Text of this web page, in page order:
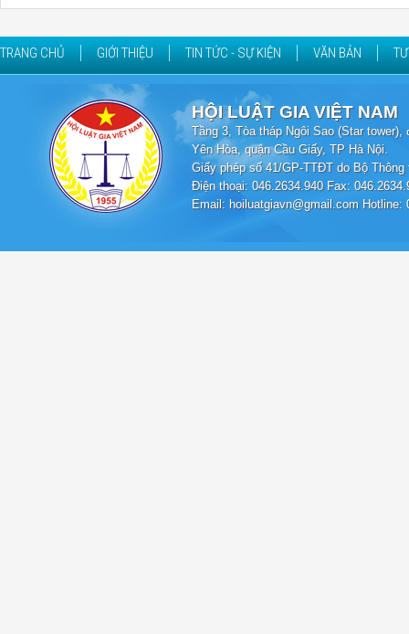
TRANG CHỦ GIỚI THIỆU TIN TỨC - SỰ KIỆN VĂN BẢN
HỘI LUẬT GIA VIỆT NAM
Tầng 3, Tòa tháp Ngôi Sao (Star
Yên Hòa, quận Cầu Giấy, TP Hà Nội.
Giấy phép số 41/GP-TTĐT do Bộ
Điện thoại: 046.2634.940 Fax:
Email: hoiluatgiavn@gmail.com Hotline: